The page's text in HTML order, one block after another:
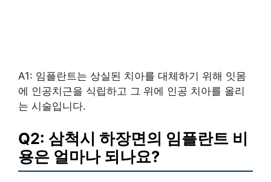
A1: 임플란트는 상실된 치아를 대체하기 위해 잇몸
에 인공치근을 식립하고 그 위에 인공 치아를 올리
는 시술입니다.
Q2: 삼척시 하장면의 임플란트 비
용은 얼마나 되나요?